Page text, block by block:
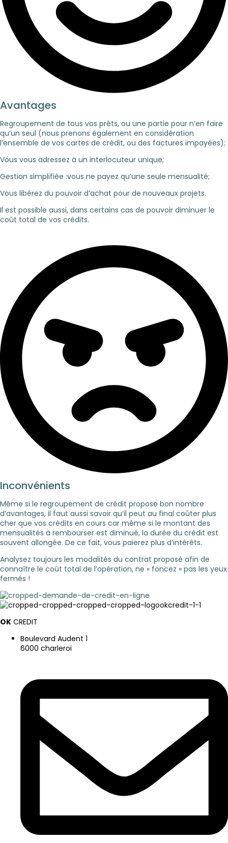
Avantages
Regroupement de tous vos prêts, ou une partie pour n’en faire
qu’un seul (nous prenons également en considération
l’ensemble de vos cartes de crédit, ou des factures impayées);
Vous vous adressez à un interlocuteur unique;
Gestion simplifiée :vous ne payez qu’une seule mensualité;
Vous libérez du pouvoir d’achat pour de nouveaux projets.
Il est possible aussi, dans certains cas de pouvoir diminuer le
coût total de vos crédits.
Inconvénients
Même si le regroupement de crédit propose bon nombre
d’avantages, il faut aussi savoir qu’il peut au final coûter plus
cher que vos crédits en cours car même si le montant des
mensualités à rembourser est diminué, la durée du crédit est
souvent allongée. De ce fait, vous paierez plus d’intérêts.
Analysez toujours les modalités du contrat proposé afin de
connaître le coût total de l’opération, ne « foncez » pas les yeux
fermés !
OK CREDIT
Boulevard Audent 1
6000 charleroi